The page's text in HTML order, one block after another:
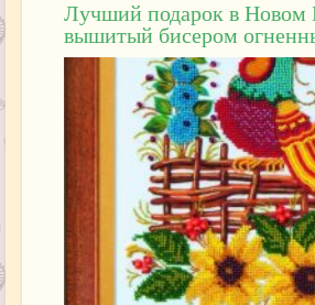
Лучший подарок в Новом
вышитый бисером